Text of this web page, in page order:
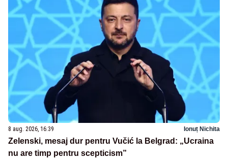
8 aug. 2026, 16:39 Ionuț Nichita
Zelenski, mesaj dur pentru Vučić la Belgrad: „Ucraina
nu are timp pentru scepticism”